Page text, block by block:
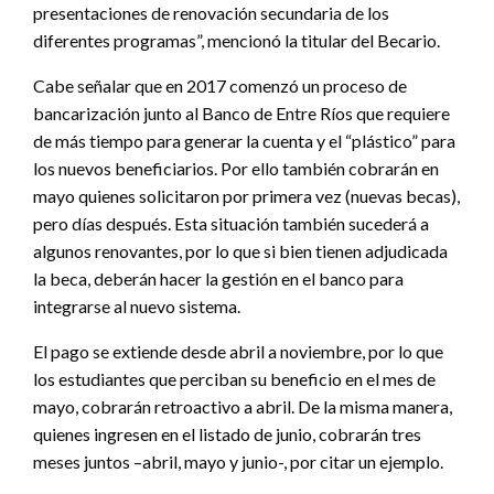
presentaciones de renovación secundaria de los
diferentes programas”, mencionó la titular del Becario.
Cabe señalar que en 2017 comenzó un proceso de
bancarización junto al Banco de Entre Ríos que requiere
de más tiempo para generar la cuenta y el “plástico” para
los nuevos beneficiarios. Por ello también cobrarán en
mayo quienes solicitaron por primera vez (nuevas becas),
pero días después. Esta situación también sucederá a
algunos renovantes, por lo que si bien tienen adjudicada
la beca, deberán hacer la gestión en el banco para
integrarse al nuevo sistema.
El pago se extiende desde abril a noviembre, por lo que
los estudiantes que perciban su beneficio en el mes de
mayo, cobrarán retroactivo a abril. De la misma manera,
quienes ingresen en el listado de junio, cobrarán tres
meses juntos –abril, mayo y junio-, por citar un ejemplo.